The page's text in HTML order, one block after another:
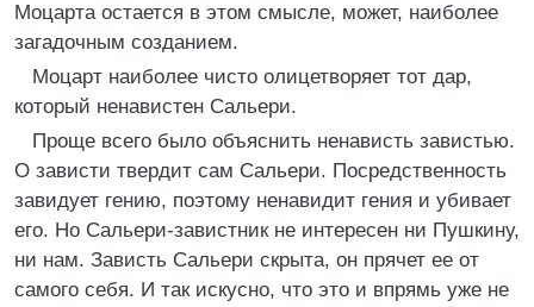
Моцарта остается в этом смысле, может, наиболее
загадочным созданием.
Моцарт наиболее чисто олицетворяет тот дар,
который ненавистен Сальери.
Проще всего было объяснить ненависть завистью.
О зависти твердит сам Сальери. Посредственность
завидует гению, поэтому ненавидит гения и убивает
его. Но Сальери-завистник не интересен ни Пушкину,
ни нам. Зависть Сальери скрыта, он прячет ее от
самого себя. И так искусно, что это и впрямь уже не